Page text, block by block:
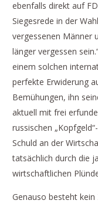
ebenfalls direkt auf
Siegesrede in der
vergessenen Männer
länger vergessen
einem solchen
perfekte Erwiderung
Bemühungen, ihn
aktuell mit frei
russischen
Schuld an der
tatsächlich durch die
wirtschaftlichen
Genauso besteht